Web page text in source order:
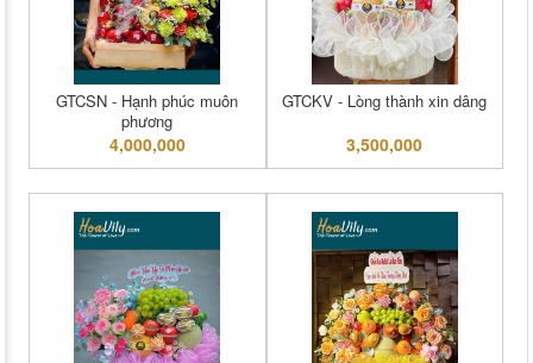
GTCSN - Hạnh phúc muôn
phương
4,000,000
GTCKV - Lòng thành xin dâng
3,500,000